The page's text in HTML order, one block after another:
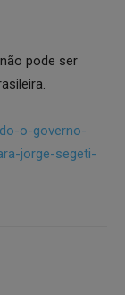
pode ser
o-governo-
jorge-segeti-